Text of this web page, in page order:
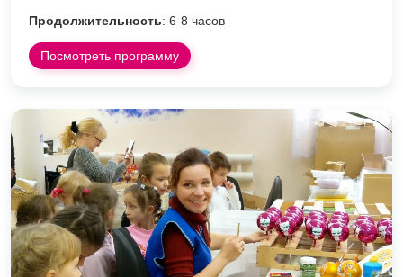
Продолжительность: 6-8 часов
Посмотреть программу